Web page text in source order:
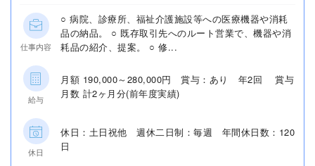
仕事内容
○ 病院、診療所、福祉介護施設等への医療機器や消耗
品の納品。 ○ 既存取引先へのルート営業で、機器や消
耗品の紹介、提案。 ○ 修...
給与
月額 190,000～280,000円 賞与：あり 年2回 賞与
月数 計2ヶ月分(前年度実績)
休日
休日：土日祝他 週休二日制：毎週 年間休日数：120
日